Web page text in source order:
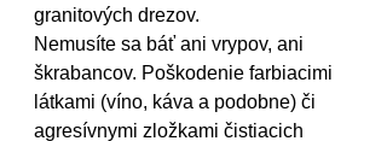
granitových drezov.
Nemusíte sa báť ani vrypov, ani
škrabancov. Poškodenie farbiacimi
látkami (víno, káva a podobne) či
agresívnymi zložkami čistiacich